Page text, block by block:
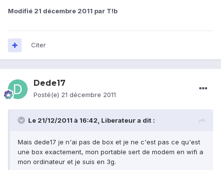
Modifié 21 décembre 2011 par T!b
Citer
Dede17
Posté(e) 21 décembre 2011
Le 21/12/2011 à 16:42, Liberateur a dit :
Mais dede17 je n'ai pas de box et je ne c'est pas ce qu'est
une box exactement, mon portable sert de modem en wifi a
mon ordinateur et je suis en 3g.